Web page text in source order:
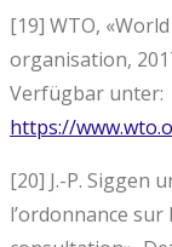
[19] WTO,
organisation,
Verfügbar unter:
https://
[20] J.-P. Siggen
l’ordonnance